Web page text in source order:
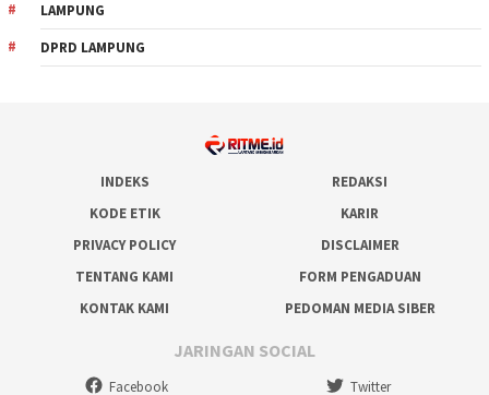
LAMPUNG
DPRD LAMPUNG
INDEKS
REDAKSI
KODE ETIK
KARIR
PRIVACY POLICY
DISCLAIMER
TENTANG KAMI
FORM PENGADUAN
KONTAK KAMI
PEDOMAN MEDIA SIBER
JARINGAN SOCIAL
Facebook Twitter